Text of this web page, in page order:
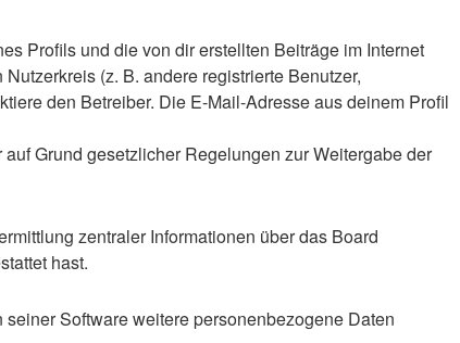
Profils und die von dir erstellten Beiträge im Internet
(z. B. andere registrierte Benutzer,
den Betreiber. Die E-Mail-Adresse aus deinem Profil
Grund gesetzlicher Regelungen zur Weitergabe der
zentraler Informationen über das Board
hast.
Software weitere personenbezogene Daten